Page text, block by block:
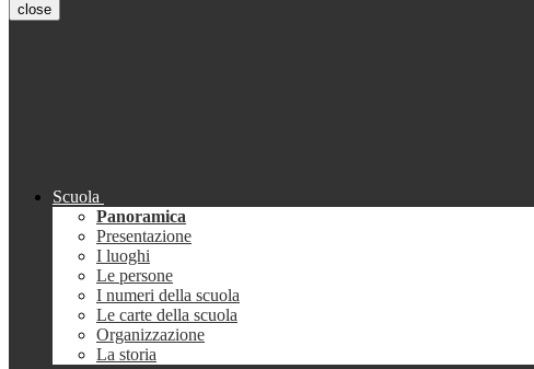
close
Scuola
Panoramica
Presentazione
I luoghi
Le persone
I numeri della scuola
Le carte della scuola
Organizzazione
La storia